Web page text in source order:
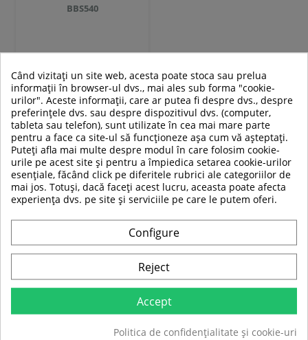
BBS540
Adauga in cos
Compara
ARTICOLE SPORTIVE NOI
SUPER
PRET
-21%
SUPER
PRET
-21%
Când vizitați un site web, acesta poate stoca sau prelua
informații în browser-ul dvs., mai ales sub forma "cookie-
urilor". Aceste informații, care ar putea fi despre dvs., despre
preferințele dvs. sau despre dispozitivul dvs. (computer,
tableta sau telefon), sunt utilizate în cea mai mare parte
pentru a face ca site-ul să funcționeze așa cum vă așteptați.
Puteți afla mai multe despre modul în care folosim cookie-
urile pe acest site și pentru a împiedica setarea cookie-urilor
esențiale, făcând click pe diferitele rubrici ale categoriilor de
mai jos. Totuși, dacă faceți acest lucru, aceasta poate afecta
experiența dvs. pe site și serviciile pe care le putem oferi.
Configure
Reject
Accept
Politica de confidențialitate și cookie-uri